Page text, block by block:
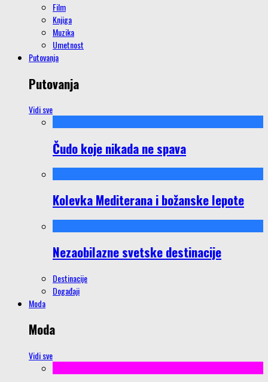
Film
Knjiga
Muzika
Umetnost
Putovanja
Putovanja
Vidi sve
Čudo koje nikada ne spava
Kolevka Mediterana i božanske lepote
Nezaobilazne svetske destinacije
Destinacije
Događaji
Moda
Moda
Vidi sve